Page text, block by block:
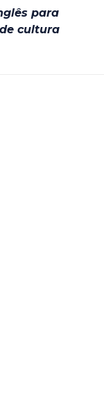
para
cultura